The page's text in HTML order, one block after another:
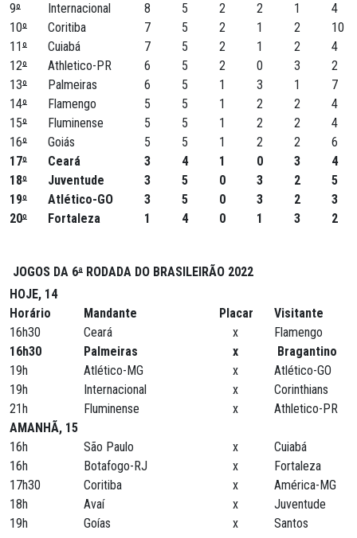
9º Internacional 8 5 2 2 1
4
10º Coritiba 7 5 2 1 2
10
11º Cuiabá 7 5 2 1 2
4
12º Athletico-PR 6 5 2 0 3
2
13º Palmeiras 6 5 1 3 1
7
14º Flamengo 5 5 1 2 2
4
15º Fluminense 5 5 1 2 2
4
16º Goiás 5 5 1 2 2
6
17º Ceará 3 4 1 0 3
4
18º Juventude 3 5 0 3 2
5
19º Atlético-GO 3 5 0 3 2
3
20º Fortaleza 1 4 0 1 3 2
JOGOS DA 6ª RODADA DO BRASILEIRÃO 2022
HOJE, 14
Horário
Mandante Placar
Visitante
16h30
Ceará x
Flamengo
16h30
Palmeiras x
Bragantino
19h
Atlético-MG x
Atlético-GO
19h
Internacional x
Corinthians
21h
Fluminense x
Athletico-PR
AMANHÃ, 15
16h
São Paulo x
Cuiabá
16h
Botafogo-RJ x
Fortaleza
17h30
Coritiba x
América-MG
18h
Avaí x
Juventude
19h
Goías x Santos